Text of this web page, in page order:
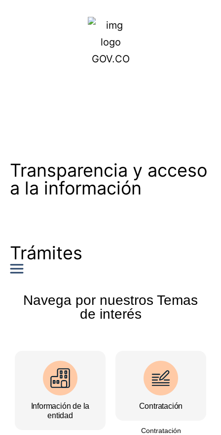
Transparencia y acceso
a la información
Trámites
Navega por nuestros Temas
de interés
Información de la
entidad
Contratación
Contratación